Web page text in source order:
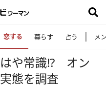
恋する 暮らす 占う メ
や常識!? オン
態を調査